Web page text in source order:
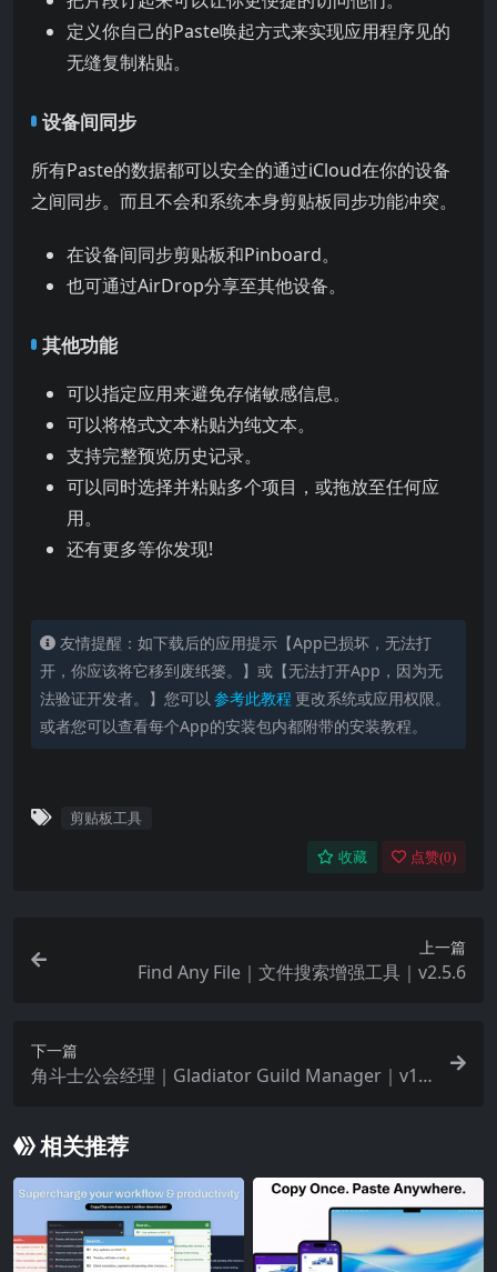
定义你自己的Paste唤起方式来实现应用程序见的
无缝复制粘贴。
设备间同步
所有Paste的数据都可以安全的通过iCloud在你的设备
之间同步。而且不会和系统本身剪贴板同步功能冲突。
在设备间同步剪贴板和Pinboard。
也可通过AirDrop分享至其他设备。
其他功能
可以指定应用来避免存储敏感信息。
可以将格式文本粘贴为纯文本。
支持完整预览历史记录。
可以同时选择并粘贴多个项目，或拖放至任何应
用。
还有更多等你发现!
友情提醒：如下载后的应用提示【App已损坏，无法打
开，你应该将它移到废纸篓。】或【无法打开App，因为无
法验证开发者。】您可以 参考此教程 更改系统或应用权限。
或者您可以查看每个App的安装包内都附带的安装教程。
剪贴板工具
收藏 点赞(0)
上一篇
Find Any File｜文件搜索增强工具｜v2.5.6
下一篇
角斗士公会经理｜Gladiator Guild Manager｜v1.0
相关推荐